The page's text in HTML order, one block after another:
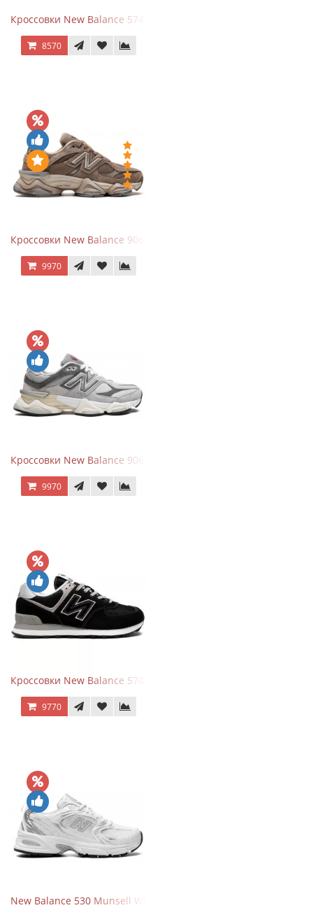
Кроссовки New Balance 574 Navy Blue White
8570
Кроссовки New Balance 9060 Mushroom
9970
Кроссовки New Balance 9060 Rain Cloud Grey
9970
Кроссовки New Balance 574 Evergreen Black
9770
New Balance 530 Munsell White Silver